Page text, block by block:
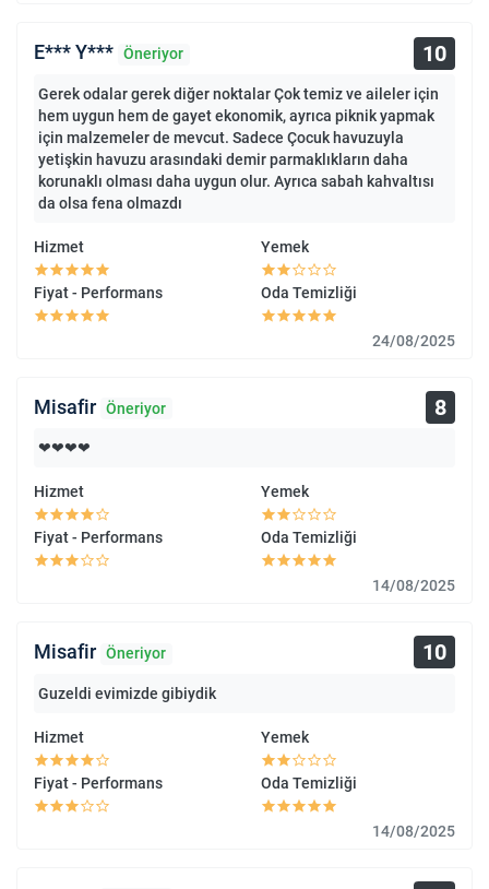
E*** Y*** Öneriyor 10
Gerek odalar gerek diğer noktalar Çok temiz ve aileler için
hem uygun hem de gayet ekonomik, ayrıca piknik yapmak
için malzemeler de mevcut. Sadece Çocuk havuzuyla
yetişkin havuzu arasındaki demir parmaklıkların daha
korunaklı olması daha uygun olur. Ayrıca sabah kahvaltısı
da olsa fena olmazdı
Hizmet Yemek
Fiyat - Performans Oda Temizliği
24/08/2025
Misafir Öneriyor 8
❤❤❤❤
Hizmet Yemek
Fiyat - Performans Oda Temizliği
14/08/2025
Misafir Öneriyor 10
Guzeldi evimizde gibiydik
Hizmet Yemek
Fiyat - Performans Oda Temizliği
14/08/2025